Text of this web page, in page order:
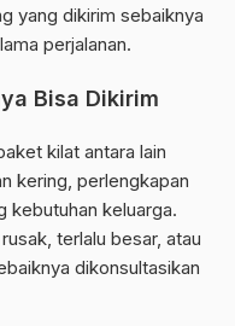
yang dikirim sebaiknya
perjalanan.
Bisa Dikirim
kilat antara lain
kering, perlengkapan
kebutuhan keluarga.
terlalu besar, atau
dikonsultasikan